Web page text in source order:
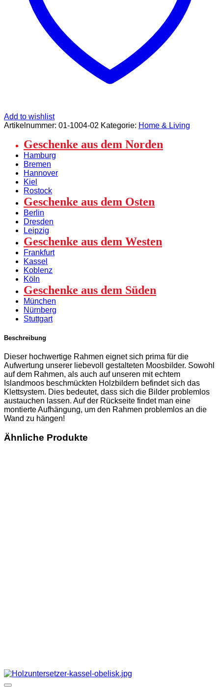
Add to wishlist
Artikelnummer: 01-1004-02 Kategorie: Home & Living
Geschenke aus dem Norden
Hamburg
Bremen
Hannover
Kiel
Rostock
Geschenke aus dem Osten
Berlin
Dresden
Leipzig
Geschenke aus dem Westen
Frankfurt
Kassel
Koblenz
Köln
Geschenke aus dem Süden
München
Nürnberg
Stuttgart
Beschreibung
Dieser hochwertige Rahmen eignet sich prima für die
Aufwertung unserer liebevoll gestalteten Moosbilder. Sowohl
auf dem Rahmen, als auch auf unseren mit echtem
Islandmoos beschmückten Holzbildern befindet sich das
Klettsystem. Dies bedeutet, dass sich die Bilder problemlos
austauchen lassen. Auf der Rückseite findet man eine
montierte Aufhängung, um den Rahmen problemlos an die
Wand zu hängen!
Ähnliche Produkte